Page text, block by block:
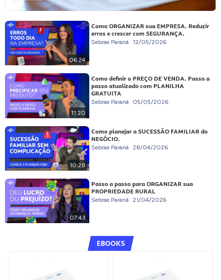
06:24
Como ORGANIZAR sua EMPRESA. Reduzir
erros e crescer com SEGURANÇA.
Sebrae Paraná 12/05/2026
11:20
Como definir o PREÇO DE VENDA. Passo a
passo atualizado com PLANILHA
GRATUITA
Sebrae Paraná 05/05/2026
10:28
Como planejar a SUCESSÃO FAMILIAR do
NEGÓCIO.
Sebrae Paraná 28/04/2026
07:43
Passo a passo para ORGANIZAR sua
PROPRIEDADE RURAL
Sebrae Paraná 21/04/2026
EBOOKS